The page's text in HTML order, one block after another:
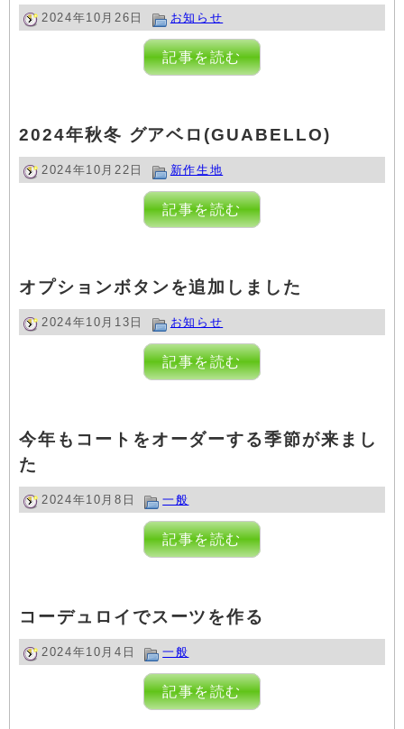
2024年10月26日 お知らせ
記事を読む
2024年秋冬 グアベロ(GUABELLO)
2024年10月22日 新作生地
記事を読む
オプションボタンを追加しました
2024年10月13日 お知らせ
記事を読む
今年もコートをオーダーする季節が来まし
た
2024年10月8日 一般
記事を読む
コーデュロイでスーツを作る
2024年10月4日 一般
記事を読む